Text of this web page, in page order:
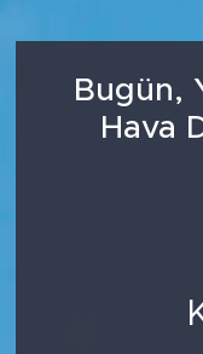
Bugün,
Hava